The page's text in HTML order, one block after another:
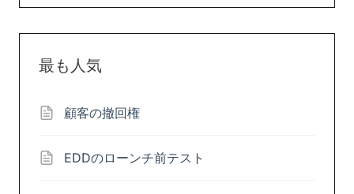
最も人気
顧客の撤回権
EDDのローンチ前テスト